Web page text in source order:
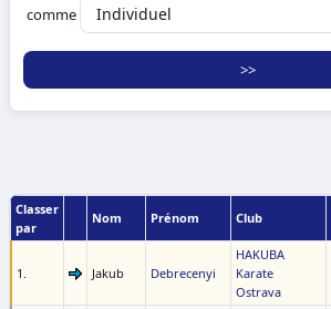
comme
Classer
par
Nom Prénom Club
1. Jakub Debrecenyi
HAKUBA
Karate
Ostrava